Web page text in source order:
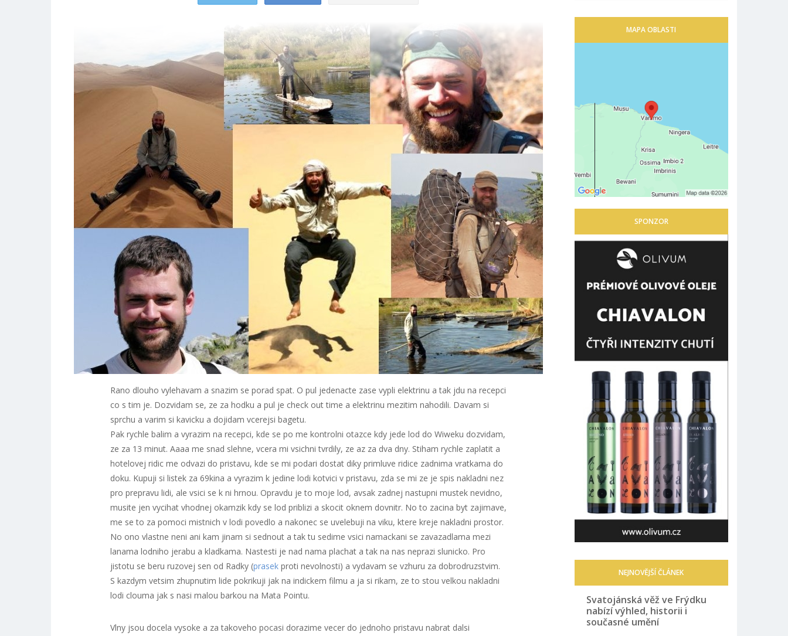
Rano dlouho vylehavam a snazim se porad spat. O pul jedenacte zase vypli elektrinu a tak jdu na recepci
co s tim je. Dozvidam se, ze za hodku a pul je check out time a elektrinu mezitim nahodili. Davam si
sprchu a varim si kavicku a dojidam vcerejsi bagetu.
Pak rychle balim a vyrazim na recepci, kde se po me kontrolni otazce kdy jede lod do Wiweku dozvidam,
ze za 13 minut. Aaaa me snad slehne, vcera mi vsichni tvrdily, ze az za dva dny. Stiham rychle zaplatit a
hotelovej ridic me odvazi do pristavu, kde se mi podari dostat diky primluve ridice zadnima vratkama do
doku. Kupuji si listek za 69kina a vyrazim k jedine lodi kotvici v pristavu, zda se mi ze je spis nakladni nez
pro prepravu lidi, ale vsici se k ni hrnou. Opravdu je to moje lod, avsak zadnej nastupni mustek nevidno,
musite jen vycihat vhodnej okamzik kdy se lod priblizi a skocit oknem dovnitr. No to zacina byt zajimave,
me se to za pomoci mistnich v lodi povedlo a nakonec se uvelebuji na viku, ktere kreje nakladni prostor.
No ono vlastne neni ani kam jinam si sednout a tak tu sedime vsici namackani se zavazadlama mezi
lanama lodniho jerabu a kladkama. Nastesti je nad nama plachat a tak na nas neprazi slunicko. Pro
jistotu se beru ruzovej sen od Radky (prasekproti nevolnosti) a vydavam se vzhuru za dobrodruzstvim.
S kazdym vetsim zhupnutim lide pokrikuji jak na indickem filmu a ja si rikam, ze to stou velkou nakladni
lodi clouma jak s nasi malou barkou na Mata Pointu.
Vlny jsou docela vysoke a za takoveho pocasi dorazime vecer do jednoho pristavu nabrat dalsi
MAPA OBLASTI
SPONZOR
NEJNOVĚJŠÍ ČLÁNEK
Svatojánská věž ve Frýdku
nabízí výhled, historii i
současné umění